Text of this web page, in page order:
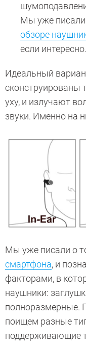
Мы уже писали
обзоре
если интересно.
Идеальный
сконструированы
уху, и излучают
звуки. Именно на
Мы уже писали о
смартфона, и
факторами, в
наушники:
полноразмерные.
поищем разные
поддерживающие